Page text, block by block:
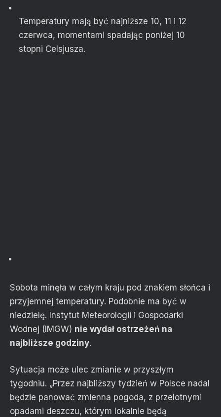
Temperatury mają być najniższe 10, 11 i 12
czerwca, momentami spadając poniżej 10
stopni Celsjusza.
Sobota minęła w całym kraju pod znakiem słońca i
przyjemnej temperatury. Podobnie ma być w
niedzielę. Instytut Meteorologii i Gospodarki
Wodnej (IMGW) nie wydał ostrzeżeń na
najbliższe godziny.
Sytuacja może ulec zmianie w przyszłym
tygodniu. „Przez najbliższy tydzień w Polsce nadal
będzie panować zmienna pogoda, z przelotnymi
opadami deszczu, którym lokalnie będą